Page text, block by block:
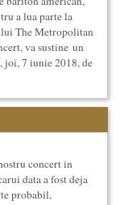
a II-a (2018)
in Romania
in
Sociala a
literare ale
a lua parte la
The Metropolitan
va sustine un
joi, 7 iunie 2018, de
concert in
data a fost deja
probabil,